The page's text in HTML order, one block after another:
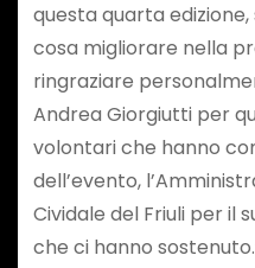
questa quarta
cosa migliorare nella
ringraziare
Andrea Giorgiutti per
volontari che hanno
dell’evento,
Cividale del Friuli per il
che ci hanno